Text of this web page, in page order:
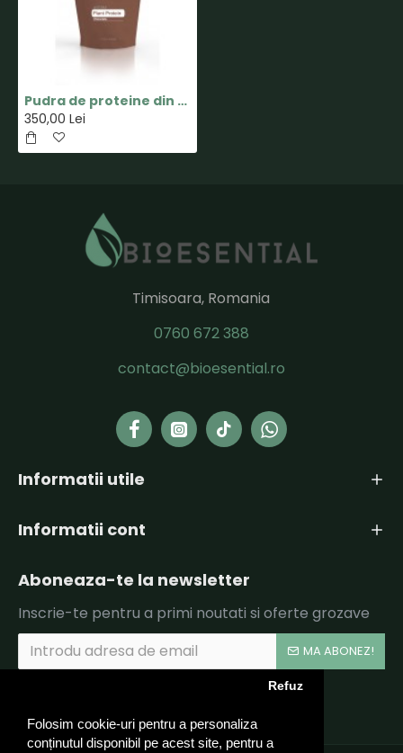
Folosim cookie-uri pentru a personaliza
conținutul disponibil pe acest site, pentru a
Refuz
Pudra de proteine din plante cu Ciocolata - 512 gr - doTERRA
350,00 Lei
Timisoara, Romania
0760 672 388
contact@bioesential.ro
Informatii utile
Informatii cont
Aboneaza-te la newsletter
Inscrie-te pentru a primi noutati si oferte grozave
MA ABONEZ!